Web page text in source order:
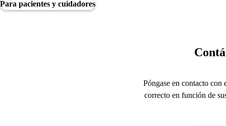
Para pacientes y cuidadores
Póngase en contacto con
correcto en función de